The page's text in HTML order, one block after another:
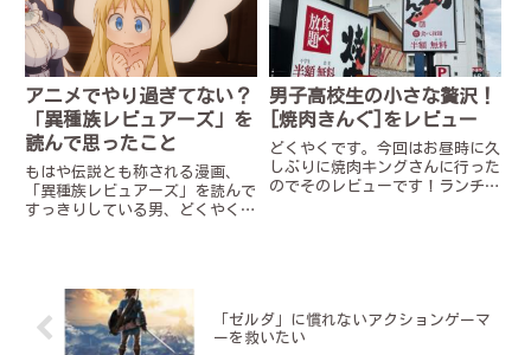
強いみたいですね本当にそう
だ...
れませんよー！
アニメでやり過ぎてない？
「異種族レビュアーズ」を
読んで思ったこと
もはや伝説とも称される漫画、
「異種族レビュアーズ」を読んで
すっきりしている男、どくやくで
マKakao piccoma Co...
男子高校生の小さな贅沢！
[焼肉きんぐ]をレビュー
どくやくです。今回はお昼時に久
しぶりに焼肉キングさんに行った
のでそのレビューです！ランチコ
「ゼルダ」に慣れないアクションゲーマ
ーを救いたい